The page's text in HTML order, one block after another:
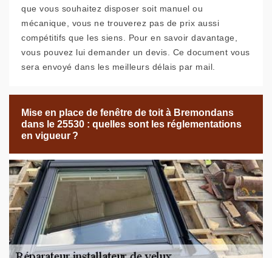
que vous souhaitez disposer soit manuel ou
mécanique, vous ne trouverez pas de prix aussi
compétitifs que les siens. Pour en savoir davantage,
vous pouvez lui demander un devis. Ce document vous
sera envoyé dans les meilleurs délais par mail.
Mise en place de fenêtre de toit à Bremondans
dans le 25530 : quelles sont les réglementations
en vigueur ?